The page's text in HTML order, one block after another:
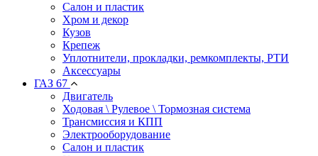
Салон и пластик
Хром и декор
Кузов
Крепеж
Уплотнители, прокладки, ремкомплекты, РТИ
Аксессуары
ГАЗ 67
Двигатель
Ходовая \ Рулевое \ Тормозная система
Трансмиссия и КПП
Электрооборудование
Салон и пластик